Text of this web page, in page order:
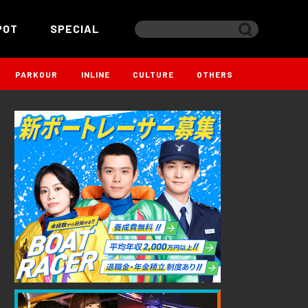
SPECIAL
PARKOUR INLINE CULTURE OTHERS